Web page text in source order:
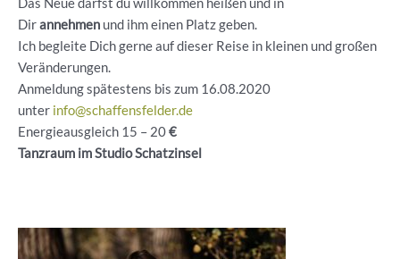
Das Neue darfst du willkommen heißen und in
Dirannehmen und ihm einen Platz geben.
Ich begleite Dich gerne auf dieser Reise in kleinen und großen
Veränderungen.
Anmeldung spätestens bis zum 16.08.2020
unter info@schaffensfelder.de
Energieausgleich 15 – 20€
Tanzraum im Studio Schatzinsel